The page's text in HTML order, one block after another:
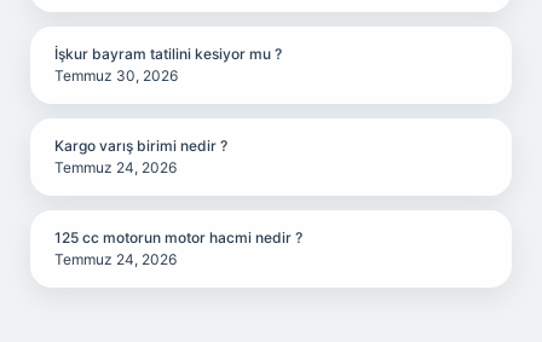
İşkur bayram tatilini kesiyor mu ?
Temmuz 30, 2026
Kargo varış birimi nedir ?
Temmuz 24, 2026
125 cc motorun motor hacmi nedir ?
Temmuz 24, 2026